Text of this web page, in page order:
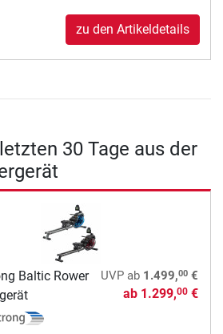
zu den Artikeldetails
30 Tage aus der
Baltic Rower
UVPab 1.499,00€
ab 1.299,00€